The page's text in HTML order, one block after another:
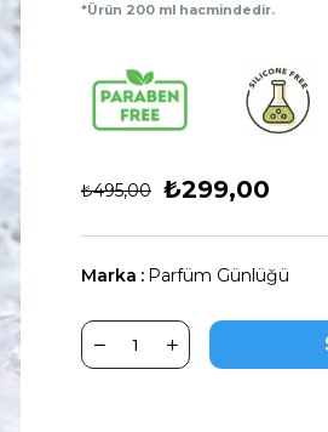
*Ürün 200 ml hacmindedir.
₺495,00 ₺299,00
Marka : Parfüm Günlüğü